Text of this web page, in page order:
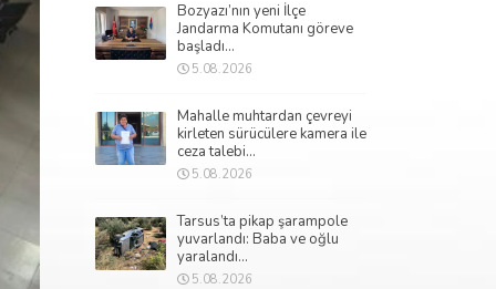
Bozyazı’nın yeni İlçe
Jandarma Komutanı göreve
başladı...
5.08.2026
Mahalle muhtardan çevreyi
kirleten sürücülere kamera ile
ceza talebi...
5.08.2026
Tarsus’ta pikap şarampole
yuvarlandı: Baba ve oğlu
yaralandı...
5.08.2026